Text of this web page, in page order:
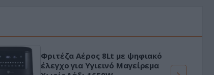
Φριτέζα Αέρος 8Lt με ψηφιακό
έλεγχο για Υγιεινό Μαγείρεμα